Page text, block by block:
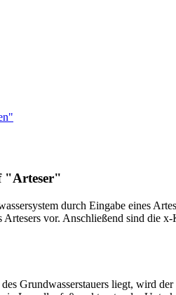
"Arteser"
durch Eingabe eines
vor. Anschließend sind die
Grundwasserstauers liegt, wird